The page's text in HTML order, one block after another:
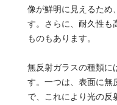
像が鮮明に見えるため
す。さらに、耐久性も
ものもあります。
無反射ガラスの種類に
す。一つは、表面に無
で、これにより光の反